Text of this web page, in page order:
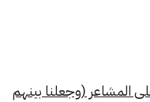
المشاعر (وجعلنا بينهم